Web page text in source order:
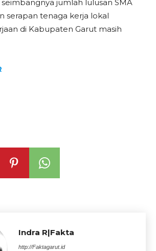
seimbangnya jumlah lulusan SMA
serapan tenaga kerja lokal
di Kabupaten Garut masih
Indra R|Fakta
http://Faktagarut.id